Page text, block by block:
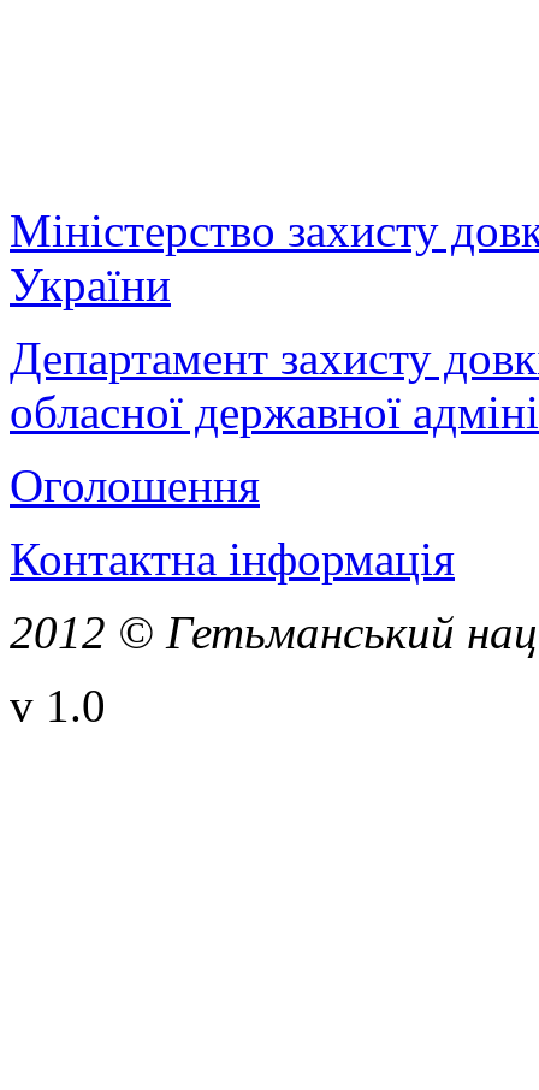
Міністерство захисту
України
Департамент захисту
обласної державної
Оголошення
Контактна інформація
2012 © Гетьманський
v 1.0